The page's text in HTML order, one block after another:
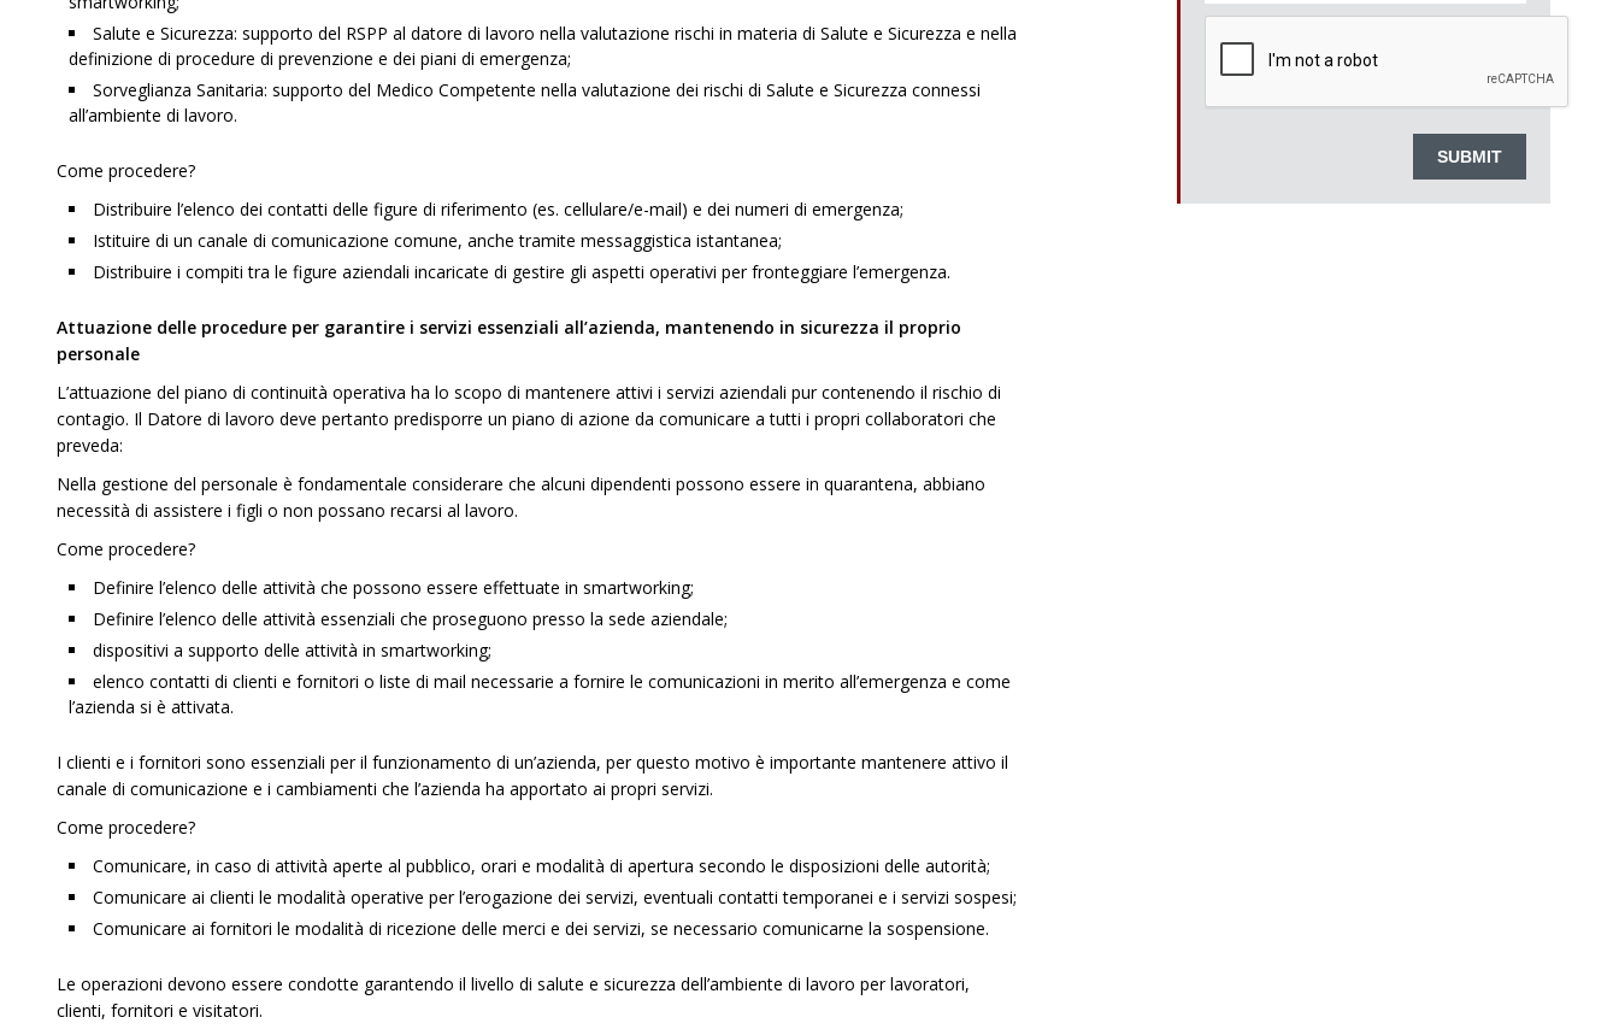
Salute e Sicurezza: supporto del RSPP al datore di lavoro nella valutazione rischi in materia di Salute e Sicurezza e nella
definizione di procedure di prevenzione e dei piani di emergenza;
Sorveglianza Sanitaria: supporto del Medico Competente nella valutazione dei rischi di Salute e Sicurezza connessi
all’ambiente di lavoro.
Come procedere?
Distribuire l’elenco dei contatti delle figure di riferimento (es. cellulare/e-mail) e dei numeri di emergenza;
Istituire di un canale di comunicazione comune, anche tramite messaggistica istantanea;
Distribuire i compiti tra le figure aziendali incaricate di gestire gli aspetti operativi per fronteggiare l’emergenza.
Attuazione delle procedure per garantire i servizi essenziali all’azienda, mantenendo in sicurezza il proprio
personale
L’attuazione del piano di continuità operativa ha lo scopo di mantenere attivi i servizi aziendali pur contenendo il rischio di
contagio. Il Datore di lavoro deve pertanto predisporre un piano di azione da comunicare a tutti i propri collaboratori che
preveda:
Nella gestione del personale è fondamentale considerare che alcuni dipendenti possono essere in quarantena, abbiano
necessità di assistere i figli o non possano recarsi al lavoro.
Come procedere?
Definire l’elenco delle attività che possono essere effettuate in smartworking;
Definire l’elenco delle attività essenziali che proseguono presso la sede aziendale;
dispositivi a supporto delle attività in smartworking;
elenco contatti di clienti e fornitori o liste di mail necessarie a fornire le comunicazioni in merito all’emergenza e come
l’azienda si è attivata.
I clienti e i fornitori sono essenziali per il funzionamento di un’azienda, per questo motivo è importante mantenere attivo il
canale di comunicazione e i cambiamenti che l’azienda ha apportato ai propri servizi.
Come procedere?
Comunicare, in caso di attività aperte al pubblico, orari e modalità di apertura secondo le disposizioni delle autorità;
Comunicare ai clienti le modalità operative per l’erogazione dei servizi, eventuali contatti temporanei e i servizi sospesi;
Comunicare ai fornitori le modalità di ricezione delle merci e dei servizi, se necessario comunicarne la sospensione.
Le operazioni devono essere condotte garantendo il livello di salute e sicurezza dell’ambiente di lavoro per lavoratori,
clienti, fornitori e visitatori.